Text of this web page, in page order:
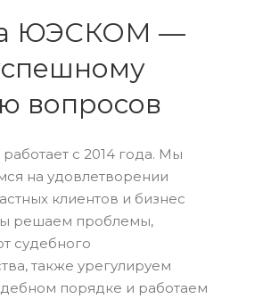
ЮЭСКОМ —
вопросов
с 2014 года. Мы
на удовлетворении
клиентов и бизнес
решаем проблемы,
судебного
также урегулируем
порядке и работаем